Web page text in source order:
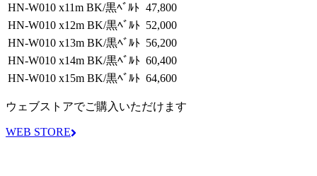
HN-W010 x11m BK/黒ﾍﾞﾙﾄ 47,800
HN-W010 x12m BK/黒ﾍﾞﾙﾄ 52,000
HN-W010 x13m BK/黒ﾍﾞﾙﾄ 56,200
HN-W010 x14m BK/黒ﾍﾞﾙﾄ 60,400
HN-W010 x15m BK/黒ﾍﾞﾙﾄ 64,600
ウェブストアでご購入いただけます
WEB STORE